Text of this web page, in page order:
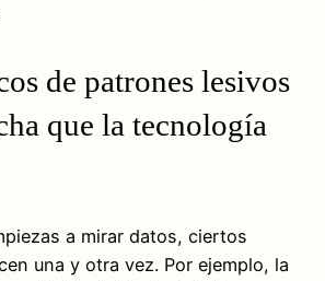
de patrones lesivos
que la tecnología
a mirar datos, ciertos
una y otra vez. Por ejemplo, la